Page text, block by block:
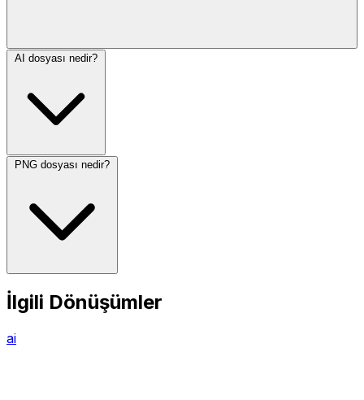
AI dosyası nedir?
PNG dosyası nedir?
İlgili Dönüşümler
ai